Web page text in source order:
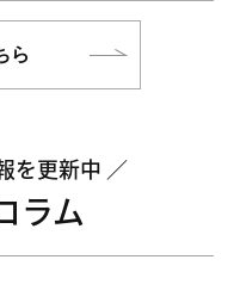
ら
を更新中
ラム